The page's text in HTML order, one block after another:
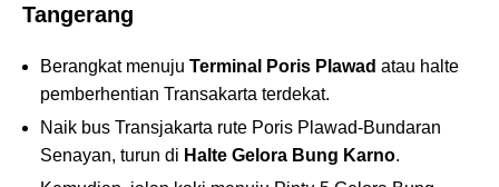
Tangerang
Berangkat menuju Terminal Poris Plawad atau halte
pemberhentian Transakarta terdekat.
Naik bus Transjakarta rute Poris Plawad-Bundaran
Senayan, turun di Halte Gelora Bung Karno.